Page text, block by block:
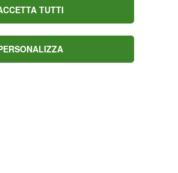
TUTTI